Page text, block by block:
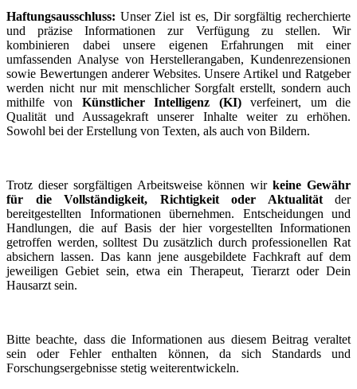
Haftungsausschluss: Unser Ziel ist es, Dir sorgfältig recherchierte
und präzise Informationen zur Verfügung zu stellen. Wir
kombinieren dabei unsere eigenen Erfahrungen mit einer
umfassenden Analyse von Herstellerangaben, Kundenrezensionen
sowie Bewertungen anderer Websites. Unsere Artikel und Ratgeber
werden nicht nur mit menschlicher Sorgfalt erstellt, sondern auch
mithilfe von Künstlicher Intelligenz (KI)verfeinert, um die
Qualität und Aussagekraft unserer Inhalte weiter zu erhöhen.
Sowohl bei der Erstellung von Texten, als auch von Bildern.
Trotz dieser sorgfältigen Arbeitsweise können wirkeine Gewähr
für die Vollständigkeit, Richtigkeit oder Aktualitätder
bereitgestellten Informationen übernehmen. Entscheidungen und
Handlungen, die auf Basis der hier vorgestellten Informationen
getroffen werden, solltest Du zusätzlich durch professionellen Rat
absichern lassen. Das kann jene ausgebildete Fachkraft auf dem
jeweiligen Gebiet sein, etwa ein Therapeut, Tierarzt oder Dein
Hausarzt sein.
Bitte beachte, dass die Informationen aus diesem Beitrag veraltet
sein oder Fehler enthalten können, da sich Standards und
Forschungsergebnisse stetig weiterentwickeln.